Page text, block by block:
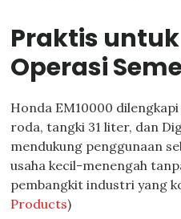
Praktis
Operasi
Honda EM10000
roda, tangki 31 liter, dan
mendukung penggunaan
usaha kecil-menengah
pembangkit industri yang
Products)